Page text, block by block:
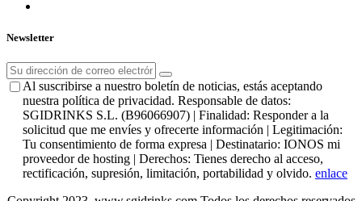
Newsletter
Al suscribirse a nuestro boletín de noticias, estás aceptando
nuestra política de privacidad. Responsable de datos:
SGIDRINKS S.L. (B96066907) | Finalidad: Responder a la
solicitud que me envíes y ofrecerte información | Legitimación:
Tu consentimiento de forma expresa | Destinatario: IONOS mi
proveedor de hosting | Derechos: Tienes derecho al acceso,
rectificación, supresión, limitación, portabilidad y olvido. enlace